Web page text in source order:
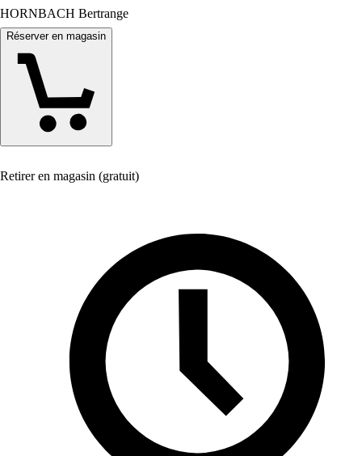
HORNBACH Bertrange
Réserver en magasin
Retirer en magasin (gratuit)